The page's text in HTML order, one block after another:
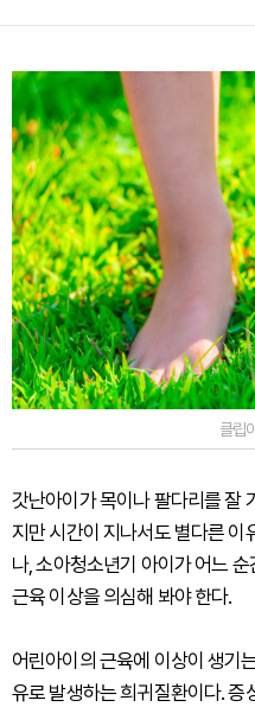
클립
갓난아이가 목이나 팔다리를 잘
지만 시간이 지나서도 별다른 이
나, 소아청소년기 아이가 어느
근육 이상을 의심해 봐야 한다.
어린아이의 근육에 이상이 생기
유로 발생하는 희귀질환이다. 증